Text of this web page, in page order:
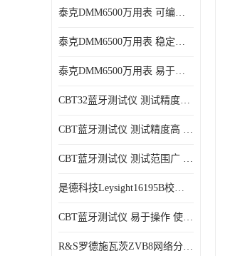
泰克DMM6500万用表 可编程性强 多种接口
泰克DMM6500万用表 稳定性高 精度高
泰克DMM6500万用表 易于操作 操作简便
CBT32蓝牙测试仪 测试精度高 灵活性高 多功能性
CBT蓝牙测试仪 测试精度高 兼容性强 使用寿命较长
CBT蓝牙测试仪 测试范围广 稳定性好
是德科技Leysight16195B校准件 可靠性高 精度高
CBT蓝牙测试仪 易于操作 使用寿命较长
R&S罗德施瓦茨ZVB8网络分析仪 可视化分析 多功能性